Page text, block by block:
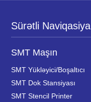
Sürətli Naviqasiya
SMT Maşın
SMT Yükləyici/Boşaltıcı
SMT Dok Stansiyası
SMT Stencil Printer